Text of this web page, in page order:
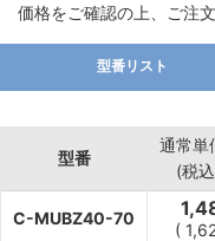
価格をご確認の上、ご注
型番リスト
型番
通常単
(税
C-MUBZ40-70
(